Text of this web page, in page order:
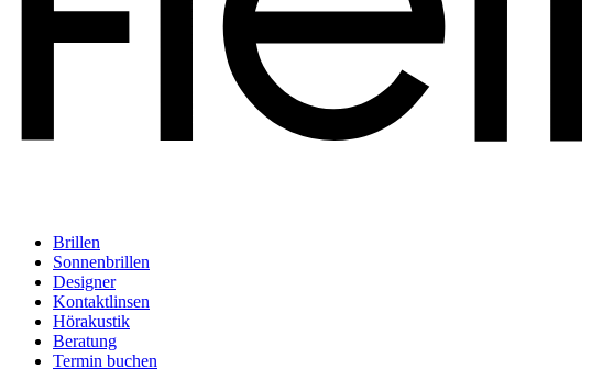
Brillen
Sonnenbrillen
Designer
Kontaktlinsen
Hörakustik
Beratung
Termin buchen